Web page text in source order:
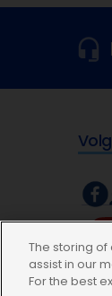
The storing
assist in our
For the best